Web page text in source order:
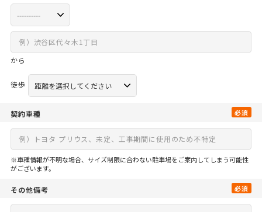
から
徒歩
契約車種 必須
※車種情報が不明な場合、サイズ制限に合わない駐車場をご案内してしまう可能性
がございます。
その他備考 必須